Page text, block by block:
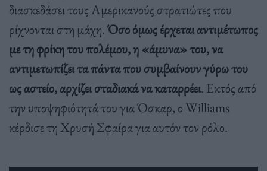
διασκεδάσει τους Αμερικανούς στρατιώτες που
ρίχνονται στη μάχη.Όσο όμως έρχεται αντιμέτωπος
με τη φρίκη του πολέμου, η «άμυνα» του, να
αντιμετωπίζει τα πάντα που συμβαίνουν γύρω του
ως αστείο, αρχίζει σταδιακά να καταρρέει. Εκτός από
την υποψηφιότητά του για Όσκαρ, ο Williams
κέρδισε τη Χρυσή Σφαίρα για αυτόν τον ρόλο.